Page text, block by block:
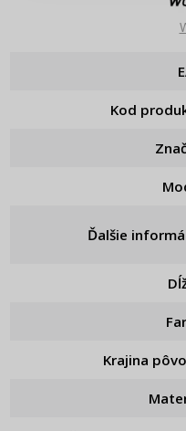
Kod
Ďalšie
Krajina